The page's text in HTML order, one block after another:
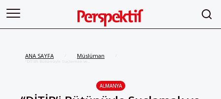
ANA SAYFA Müslüman
“DİTİB’i Bütünüyle ‎Suçlamak ve
ALMANYA